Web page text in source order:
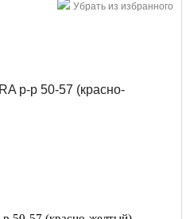
Убрать из избранного